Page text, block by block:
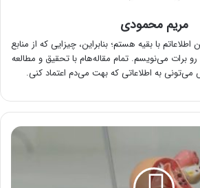
مریم محمودی
با بقیه هستم؛ بنابراین، چیزایی که از منابع
برات می‌نویسم. تمام مقاله‌هام با تحقیق و مطالعه
به اطلاعاتی که بهت می‌دم اعتماد کنی.